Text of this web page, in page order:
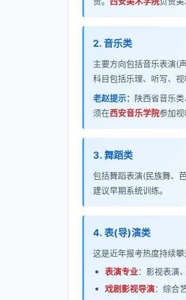
2. 音乐类
主要方向包括音乐表演(
科目包括乐理、听写、视
老赵提示： 陕西省音乐
须在西安音乐学院参加视
3. 舞蹈类
包括舞蹈表演(民族舞、
建议早期系统训练。
4. 表(导)演类
这是近年报考热度持续攀
表演专业：影视表演
戏剧影视导演：综合